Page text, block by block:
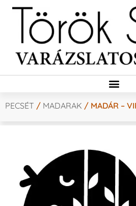
PECSÉT / MADARAK / MADÁR –